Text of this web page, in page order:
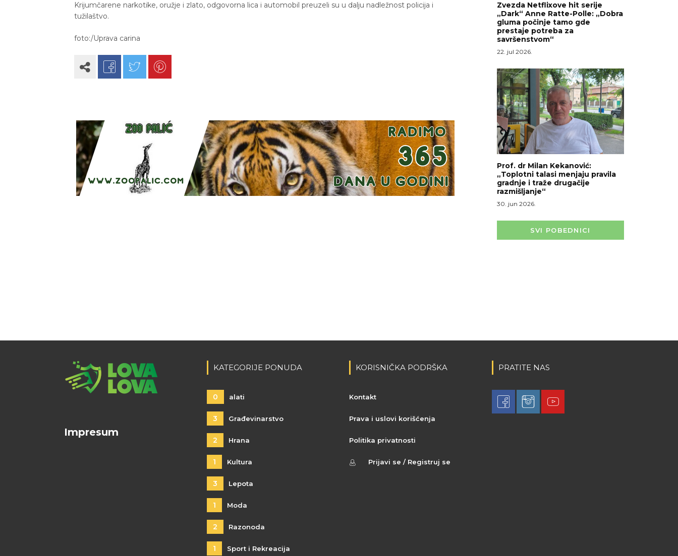
Krijumčarene narkotike, oružje i zlato, odgovorna lica i automobil preuzeli su u dalju nadležnost policija i
tužilaštvo.
foto:/Uprava carina
Zvezda Netflixove hit serije
„Dark“ Anne Ratte-Polle: „Dobra
gluma počinje tamo gde
prestaje potreba za
savršenstvom“
22. jul 2026.
Prof. dr Milan Kekanović:
„Toplotni talasi menjaju pravila
gradnje i traže drugačije
razmišljanje“
30. jun 2026.
SVI POBEDNICI
Impresum
KATEGORIJE PONUDA
0 alati
3 Građevinarstvo
2 Hrana
1 Kultura
3 Lepota
1 Moda
2 Razonoda
1 Sport i Rekreacija
KORISNIČKA PODRŠKA
Kontakt
Prava i uslovi korišćenja
Politika privatnosti
Prijavi se / Registruj se
PRATITE NAS